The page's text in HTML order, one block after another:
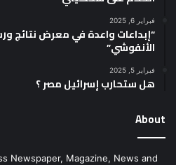
فبراير 6, 2025
“إبداعات واعدة في معرض نتائج
الأنفوشي”
فبراير 5, 2025
هل ستحارب إسرائيل مصر ؟
About
Newspaper, Magazine, News and